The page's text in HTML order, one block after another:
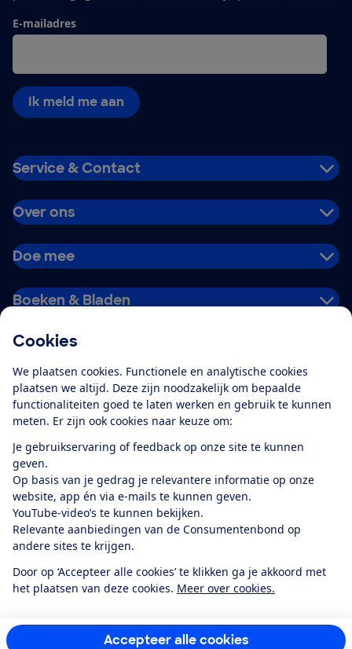
Cookies
We plaatsen cookies. Functionele en analytische cookies
plaatsen we altijd. Deze zijn noodzakelijk om bepaalde
functionaliteiten goed te laten werken en gebruik te kunnen
meten. Er zijn ook cookies naar keuze om:
Je gebruikservaring of feedback op onze site te kunnen
geven.
Op basis van je gedrag je relevantere informatie op onze
website, app én via e-mails te kunnen geven.
YouTube-video’s te kunnen bekijken.
Relevante aanbiedingen van de Consumentenbond op
andere sites te krijgen.
Door op ‘Accepteer alle cookies’ te klikken ga je akkoord met
het plaatsen van deze cookies. Meer over cookies.
Accepteer alle cookies
E-mailadres
Ik meld me aan
Service & Contact
Over ons
Doe mee
Boeken & Bladen
Alles over de
app
Algemene Voorwaarden
Privacyverklaring
Cookiebeleid
Privacyvoorkeuren
Toegankelijkheid
RSS-feed nieuws
Facebook
TwitterInstagram
YoutubeLinkedIn
12.901consumentenbeoordelen de Consumentenbondmet gemiddeld